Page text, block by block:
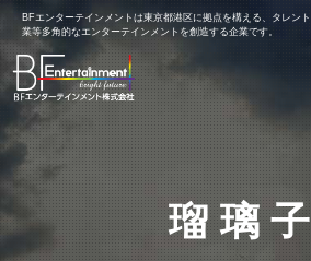
BFエンターテインメントは東京都港区に拠点を構える、タレン
業等多角的なエンターテインメントを創造する企業です。
瑠璃子